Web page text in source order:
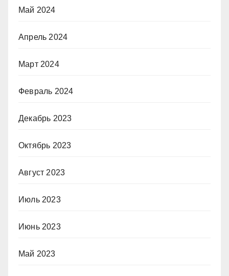
Май 2024
Апрель 2024
Март 2024
Февраль 2024
Декабрь 2023
Октябрь 2023
Август 2023
Июль 2023
Июнь 2023
Май 2023